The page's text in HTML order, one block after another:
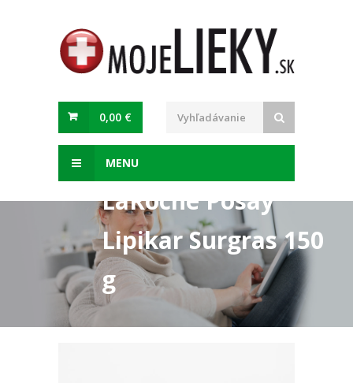
0,00 €
MENU
LaRoche Posay
Lipikar Surgras 150
g